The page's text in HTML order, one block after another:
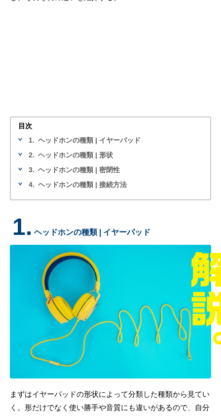
目次
1. ヘッドホンの種類 | イヤーパッド
2. ヘッドホンの種類 | 形状
3. ヘッドホンの種類 | 密閉性
4. ヘッドホンの種類 | 接続方法
1. ヘッドホンの種類 | イヤーパッド
まずはイヤーパッドの形状によって分類した種類から見てい
く。形だけでなく使い勝手や音質にも違いがあるので、自分